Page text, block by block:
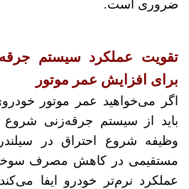
ضروری است.
تقویت عملکرد سیستم
برای افزایش عمر موتور
اگر می‌خواهید عمر موتور
باید از سیستم جرقه‌زنی شروع
وظیفه شروع احتراق در
مستقیمی در کاهش مصرف
عملکرد نرم‌تر خودرو ایفا